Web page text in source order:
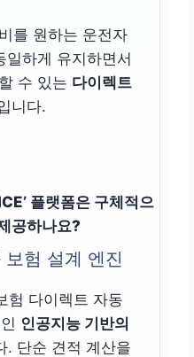
를 원하는 운전자
일하게 유지하면서
수 있는 다이렉트
니다.
플랫폼은 구체적으
공하나요?
험 설계 엔진
험 다이렉트 자동
인공지능 기반의
. 단순 견적 계산을